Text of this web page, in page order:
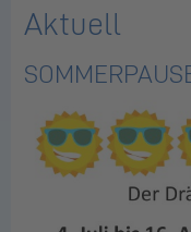
Aktuell